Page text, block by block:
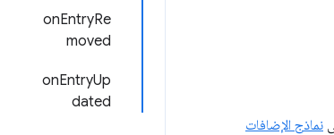
onEntryRe
moved
onEntryUp
dated
نماذج الإضافات